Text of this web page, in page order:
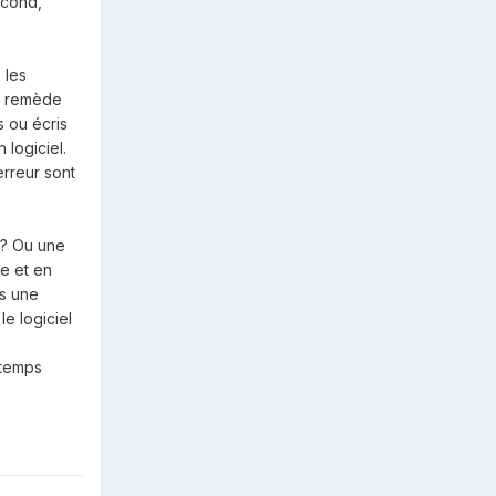
les
remède
ou écris
logiciel.
sont
Ou une
et en
une
logiciel